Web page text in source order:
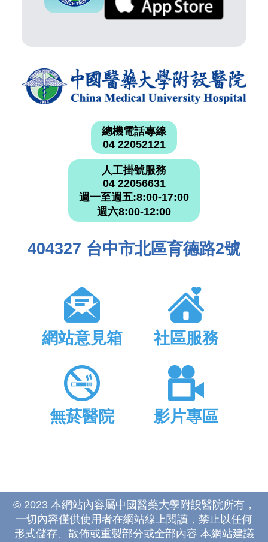
總機電話專線
04 22052121
人工掛號服務
04 22056631
週一至週五:8:00-17:00
週六8:00-12:00
404327 台中市北區育德路2號
網站意見箱 社區服務
無菸醫院 影片專區
© 2023 本網站內容屬中國醫藥大學附設醫院所有，
一切內容僅供使用者在網站線上閱讀，禁止以任何
形式儲存、散佈或重製部分或全部內容 本網站建議